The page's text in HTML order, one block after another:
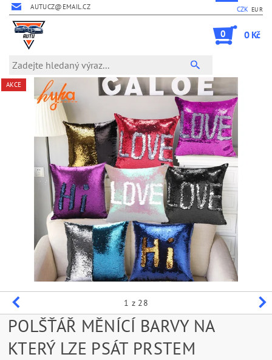
AUTUCZ@EMAIL.CZ CZK EUR
0 0 Kč
AKCE
1 z 28
POLŠŤÁŘ MĚNÍCÍ BARVY NA
KTERÝ LZE PSÁT PRSTEM